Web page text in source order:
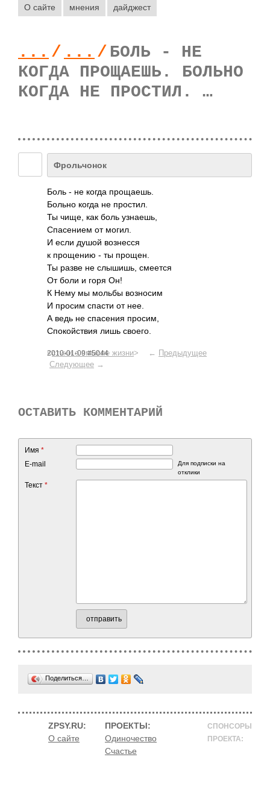
О сайте мнения дайджест
... / ... / БОЛЬ - НЕ
КОГДА ПРОЩАЕШЬ. БОЛЬНО
КОГДА НЕ ПРОСТИЛ. …
Фрольчонок
Боль - не когда прощ­аешь.
Больно когда не прос­тил.
Ты чище, как боль узна­ешь,
Спас­ением от могил.
И если душой возн­есся
к прощ­ению - ты прощен.
Ты разве не слыш­ишь, смеется
От боли и горя Он!
К Нему мы мольбы возн­осим
И просим спасти от нее.
А ведь не спас­ения просим,
Спок­ойст­вия лишь своего.
2010-01-09 #5044
<стихи о смысле жизни> ← Предыдущее
Следующее →
ОСТАВИТЬ КОММЕНТАРИЙ
Имя *
E-mail
Для подписки на
отклики
Текст *
отправить
Поделиться…
ZPSY.RU:
О сайте
ПРОЕКТЫ:
Одиночество
Счастье
СПОНСОРЫ
ПРОЕКТА: